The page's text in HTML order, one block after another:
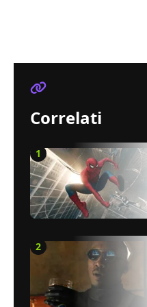
Correlati
1
2